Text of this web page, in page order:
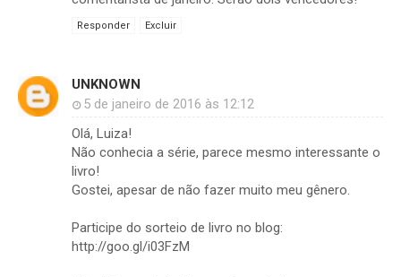
Responder Excluir
UNKNOWN
5 de janeiro de 2016 às 12:12
Olá, Luiza!
Não conhecia a série, parece mesmo interessante o
livro!
Gostei, apesar de não fazer muito meu gênero.
Participe do sorteio de livro no blog:
http://goo.gl/i03FzM